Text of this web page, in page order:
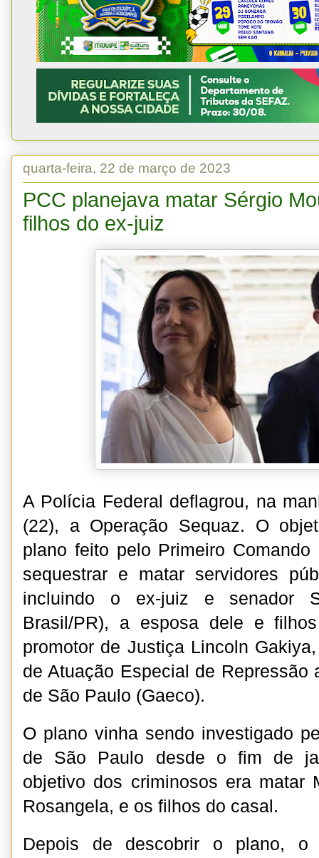
quarta-feira, 22 de março de 2023
PCC planejava matar Sérgio
filhos do ex-juiz
A Polícia Federal deflagrou, na
(22), a Operação Sequaz. O
plano feito pelo Primeiro
sequestrar e matar servidores
incluindo o ex-juiz e senador
Brasil/PR), a esposa dele e
promotor de Justiça Lincoln
de Atuação Especial de Repressão
de São Paulo (Gaeco).
O plano vinha sendo investigado
de São Paulo desde o fim de
objetivo dos criminosos era matar
Rosangela, e os filhos do casal.
Depois de descobrir o plano,